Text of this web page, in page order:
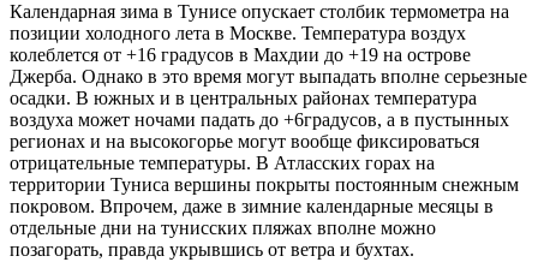
Календарная зима в Тунисе опускает столбик термометра на
позиции холодного лета в Москве. Температура воздух
колеблется от +16 градусов в Махдии до +19 на острове
Джерба. Однако в это время могут выпадать вполне серьезные
осадки. В южных и в центральных районах температура
воздуха может ночами падать до +6градусов, а в пустынных
регионах и на высокогорье могут вообще фиксироваться
отрицательные температуры. В Атласских горах на
территории Туниса вершины покрыты постоянным снежным
покровом. Впрочем, даже в зимние календарные месяцы в
отдельные дни на тунисских пляжах вполне можно
позагорать, правда укрывшись от ветра и бухтах.